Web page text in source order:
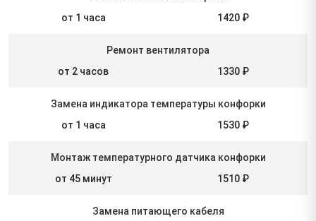
от 1 часа
1420 ₽
Ремонт вентилятора
от 2 часов
1330 ₽
Замена индикатора температуры конфорки
от 1 часа
1530 ₽
Монтаж температурного датчика конфорки
от 45 минут
1510 ₽
Замена питающего кабеля